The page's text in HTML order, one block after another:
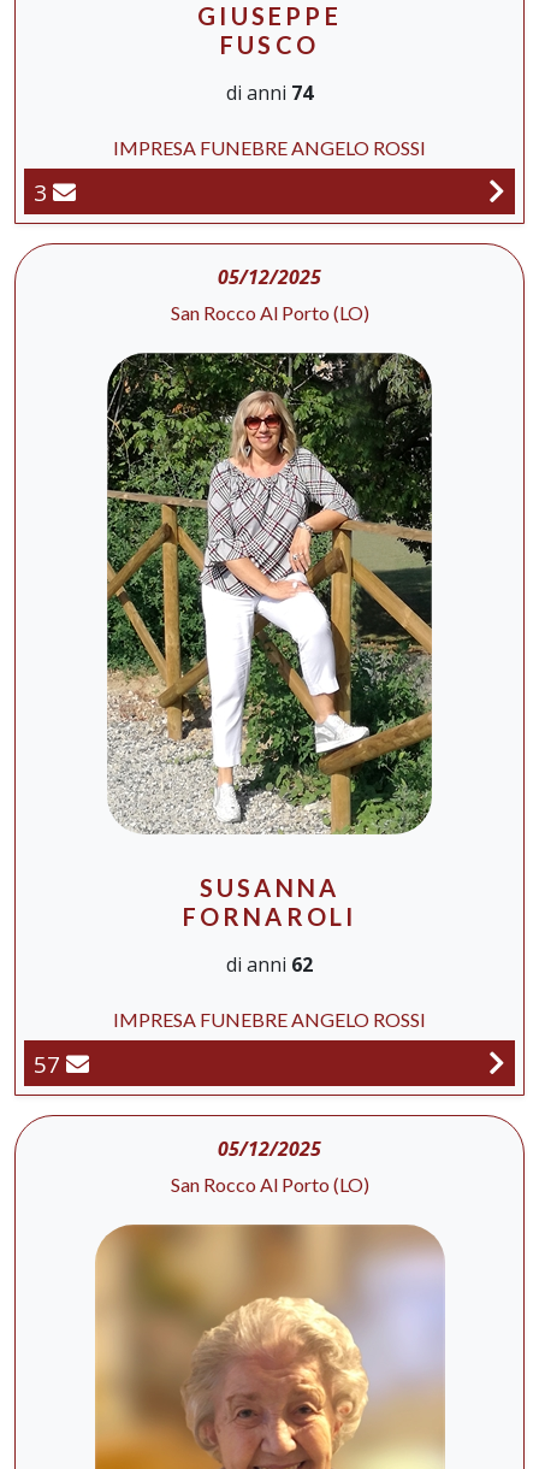
GIUSEPPE
FUSCO
di anni 74
IMPRESA FUNEBRE ANGELO ROSSI
3
05/12/2025
San Rocco Al Porto (LO)
SUSANNA
FORNAROLI
di anni 62
IMPRESA FUNEBRE ANGELO ROSSI
57
05/12/2025
San Rocco Al Porto (LO)